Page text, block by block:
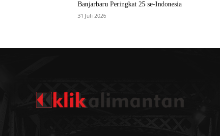
Banjarbaru Peringkat 25 se-Indonesia
31 Juli 2026